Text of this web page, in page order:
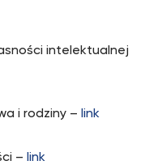
intelektualnej
i rodziny – link
– link